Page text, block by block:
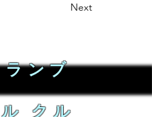
Next
ランブ
ル クル